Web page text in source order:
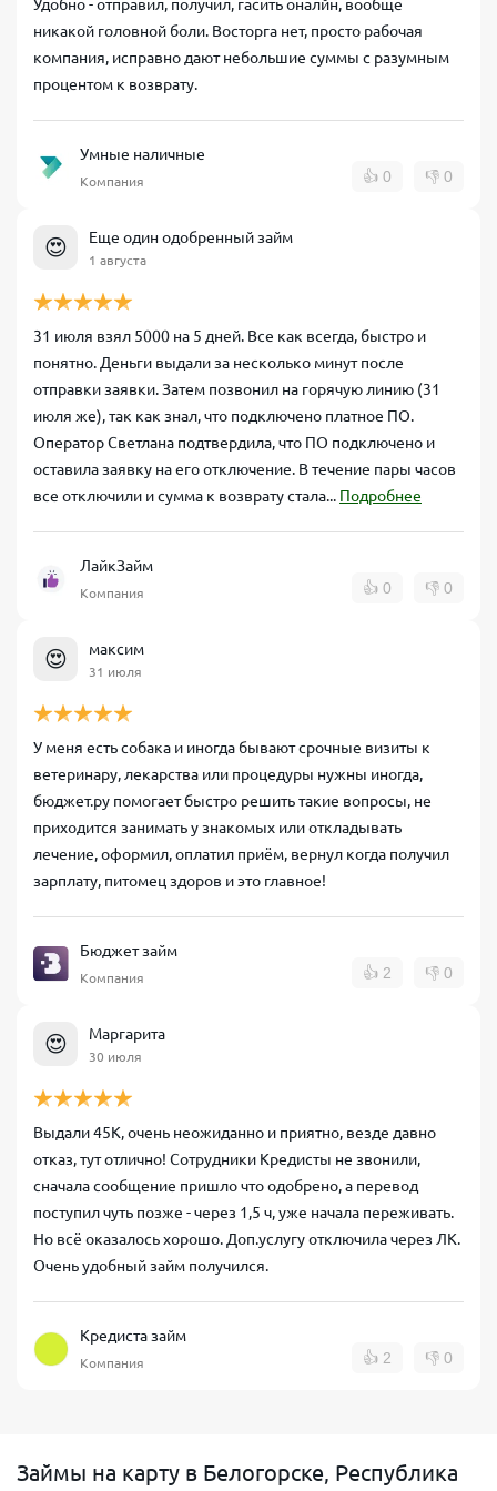
Удобно - отправил, получил, гасить оналйн, вообще
никакой головной боли. Восторга нет, просто рабочая
компания, исправно дают небольшие суммы с разумным
процентом к возврату.
Умные наличные
Компания 👍 0 👎 0
😍 Еще один одобренный займ
1 августа
31 июля взял 5000 на 5 дней. Все как всегда, быстро и
понятно. Деньги выдали за несколько минут после
отправки заявки. Затем позвонил на горячую линию (31
июля же), так как знал, что подключено платное ПО.
Оператор Светлана подтвердила, что ПО подключено и
оставила заявку на его отключение. В течение пары часов
все отключили и сумма к возврату стала... Подробнее
ЛайкЗайм
Компания 👍 0 👎 0
😍 максим
31 июля
У меня есть собака и иногда бывают срочные визиты к
ветеринару, лекарства или процедуры нужны иногда,
бюджет.ру помогает быстро решить такие вопросы, не
приходится занимать у знакомых или откладывать
лечение, оформил, оплатил приём, вернул когда получил
зарплату, питомец здоров и это главное!
Бюджет займ
Компания 👍 2 👎 0
😍 Маргарита
30 июля
Выдали 45К, очень неожиданно и приятно, везде давно
отказ, тут отлично! Сотрудники Кредисты не звонили,
сначала сообщение пришло что одобрено, а перевод
поступил чуть позже - через 1,5 ч, уже начала переживать.
Но всё оказалось хорошо. Доп.услугу отключила через ЛК.
Очень удобный займ получился.
Кредиста займ
Компания 👍 2 👎 0
Займы на карту в Белогорске, Республика